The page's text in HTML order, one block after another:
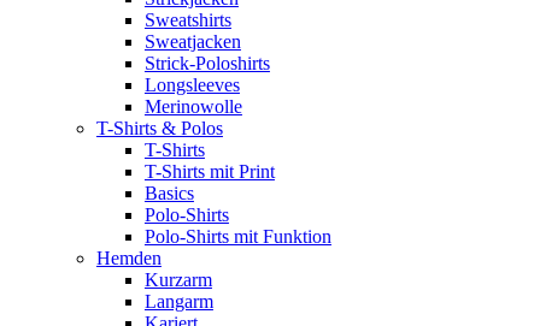
Sweatshirts
Sweatjacken
Strick-Poloshirts
Longsleeves
Merinowolle
T-Shirts & Polos
T-Shirts
T-Shirts mit Print
Basics
Polo-Shirts
Polo-Shirts mit Funktion
Hemden
Kurzarm
Langarm